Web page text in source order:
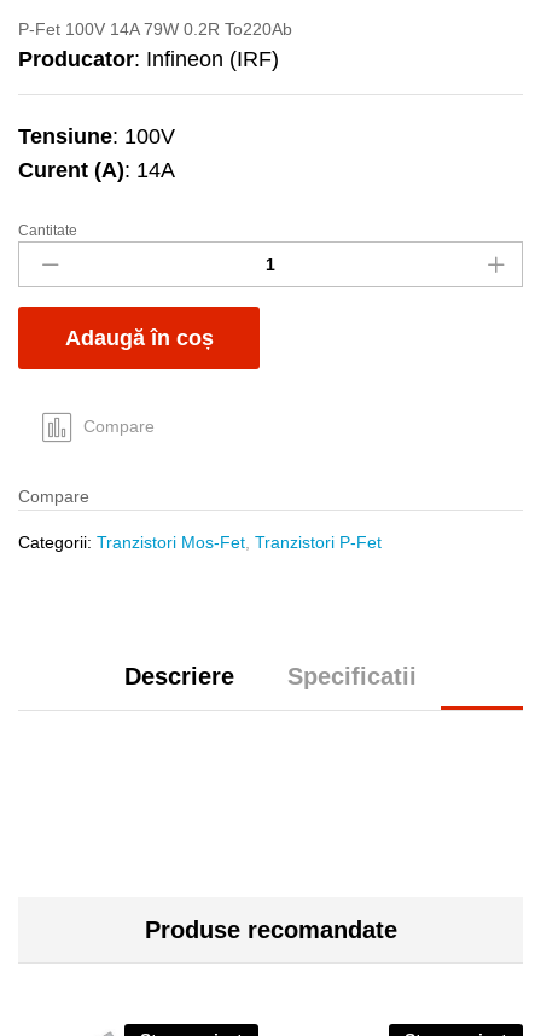
P-Fet 100V 14A 79W 0.2R To220Ab
Producator: Infineon (IRF)
Tensiune: 100V
Curent (A): 14A
IRF9530N-
quantity
Cantitate
Adaugă în coș
Compare
Compare
Categorii: Tranzistori Mos-Fet Tranzistori P-Fet
Descriere Specificatii
Produse recomandate